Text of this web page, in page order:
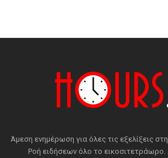
Άμεση ενημέρωση για όλες τις εξελίξεις
Ροή ειδήσεων όλο το